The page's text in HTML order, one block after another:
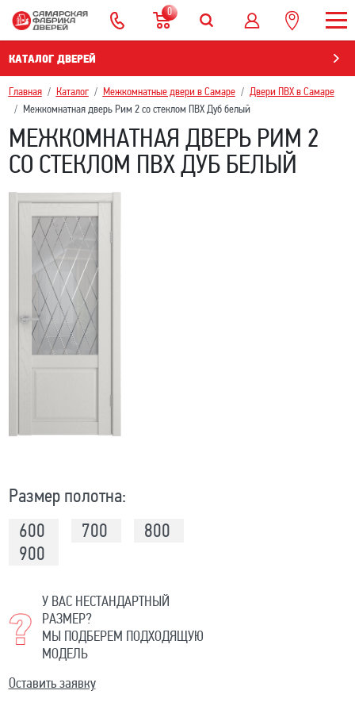
0
КАТАЛОГ ДВЕРЕЙ
Главная Каталог Межкомнатные двери в Самаре
Двери ПВХ в Самаре
Межкомнатная дверь Рим 2 со стеклом ПВХ Дуб белый
МЕЖКОМНАТНАЯ ДВЕРЬ РИМ 2
СО СТЕКЛОМ ПВХ ДУБ БЕЛЫЙ
Размер полотна:
600
700
800
900
У ВАС НЕСТАНДАРТНЫЙ
РАЗМЕР?
МЫ ПОДБЕРЕМ ПОДХОДЯЩУЮ
МОДЕЛЬ
Оставить заявку